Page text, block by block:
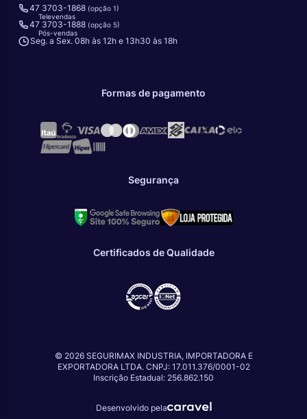
47 3703-1868 (opção 1)
Televendas
47 3703-1888 (opção 5)
Pós-vendas
Seg. a Sex. 08h às 12h e 13h30 às 18h
Formas de pagamento
Segurança
Certificados de Qualidade
© 2026 SEGURIMAX INDUSTRIA, IMPORTADORA E
EXPORTADORA LTDA. CNPJ: 17.011.376/0001-02
Inscrição Estadual: 256.862.150
Desenvolvido pela